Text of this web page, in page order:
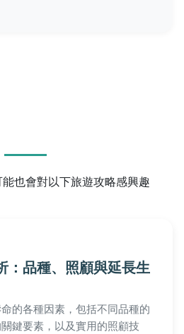
也會對以下旅遊攻略感興趣
：品種、照顧與延長生
的各種因素，包括不同品種的
鍵要素，以及實用的照顧技